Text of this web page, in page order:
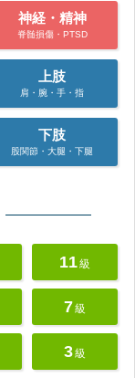
神経・精神
脊髄損傷・PTSD
上肢
肩・腕・手・指
下肢
股関節・大腿・下腿
11級
7級
3級